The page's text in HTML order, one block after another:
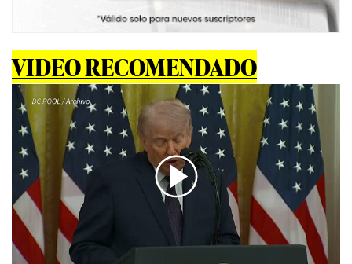
VIDEO RECOMENDADO
00:00